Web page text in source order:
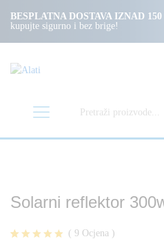
BESPLATNA DOSTAVA IZNAD
kupujte sigurno i bez brige!
Solarni reflektor
( 9 Ocjena )